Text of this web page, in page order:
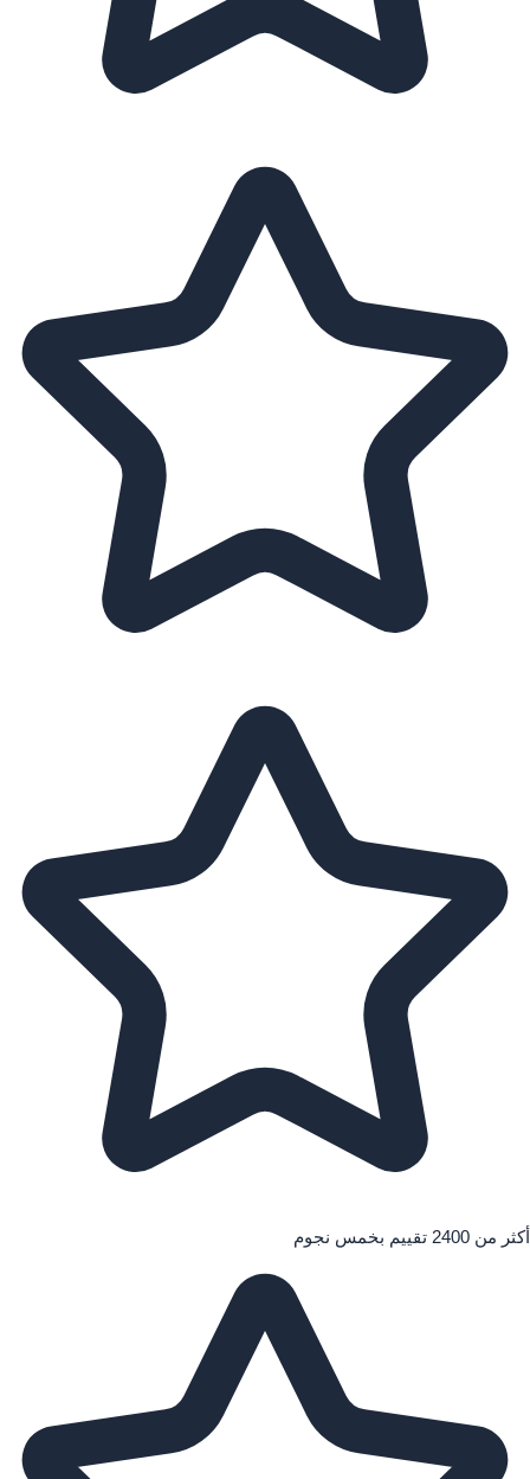
أكثر من 2400 تقييم بخمس نجوم